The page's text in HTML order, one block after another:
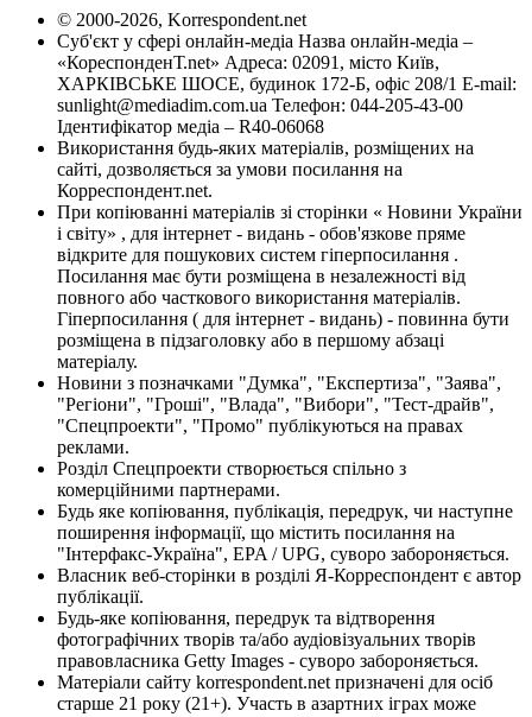
© 2000-2026, Korrespondent.net
Суб'єкт у сфері онлайн-медіа Назва онлайн-медіа –
«КореспонденТ.net» Адреса: 02091, місто Київ,
ХАРКІВСЬКЕ ШОСЕ, будинок 172-Б, офіс 208/1 E-mail:
sunlight@mediadim.com.ua Телефон: 044-205-43-00
Ідентифікатор медіа – R40-06068
Використання будь-яких матеріалів, розміщених на
сайті, дозволяється за умови посилання на
Корреспондент.net.
При копіюванні матеріалів зі сторінки « Новини України
і світу» , для інтернет - видань - обов'язкове пряме
відкрите для пошукових систем гіперпосилання .
Посилання має бути розміщена в незалежності від
повного або часткового використання матеріалів.
Гіперпосилання ( для інтернет - видань) - повинна бути
розміщена в підзаголовку або в першому абзаці
матеріалу.
Новини з позначками "Думка", "Експертиза", "Заява",
"Регіони", "Гроші", "Влада", "Вибори", "Тест-драйв",
"Спецпроекти", "Промо" публікуються на правах
реклами.
Розділ Спецпроекти створюється спільно з
комерційними партнерами.
Будь яке копіювання, публікація, передрук, чи наступне
поширення інформації, що містить посилання на
"Інтерфакс-Україна", EPA / UPG, суворо забороняється.
Власник веб-сторінки в розділі Я-Корреспондент є автор
публікації.
Будь-яке копіювання, передрук та відтворення
фотографічних творів та/або аудіовізуальних творів
правовласника Getty Images - суворо забороняється.
Матеріали сайту korrespondent.net призначені для осіб
старше 21 року (21+). Участь в азартних іграх може